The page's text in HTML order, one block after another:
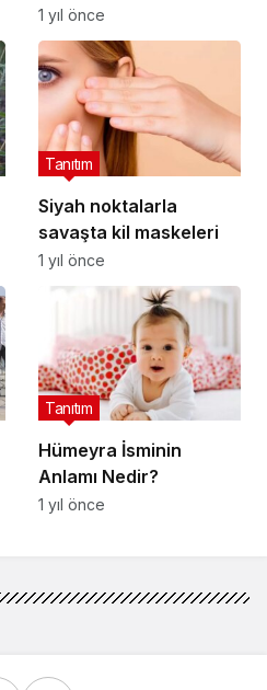
1 yıl önce
Siyah noktalarla
savaşta kil maskeleri
Tanıtım
1 yıl önce
Hümeyra İsminin
Anlamı Nedir?
Tanıtım
1 yıl önce